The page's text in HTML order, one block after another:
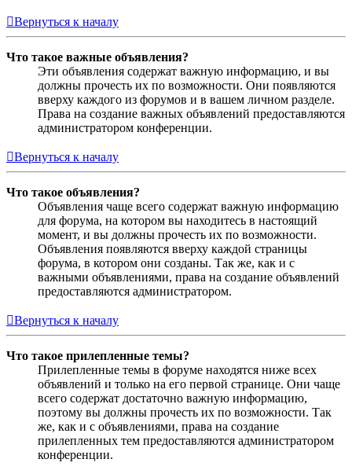
Вернуться к началу
Что такое важные объявления?
Эти объявления содержат важную информацию, и вы
должны прочесть их по возможности. Они появляются
вверху каждого из форумов и в вашем личном разделе.
Права на создание важных объявлений предоставляются
администратором конференции.
Вернуться к началу
Что такое объявления?
Объявления чаще всего содержат важную информацию
для форума, на котором вы находитесь в настоящий
момент, и вы должны прочесть их по возможности.
Объявления появляются вверху каждой страницы
форума, в котором они созданы. Так же, как и с
важными объявлениями, права на создание объявлений
предоставляются администратором.
Вернуться к началу
Что такое прилепленные темы?
Прилепленные темы в форуме находятся ниже всех
объявлений и только на его первой странице. Они чаще
всего содержат достаточно важную информацию,
поэтому вы должны прочесть их по возможности. Так
же, как и с объявлениями, права на создание
прилепленных тем предоставляются администратором
конференции.